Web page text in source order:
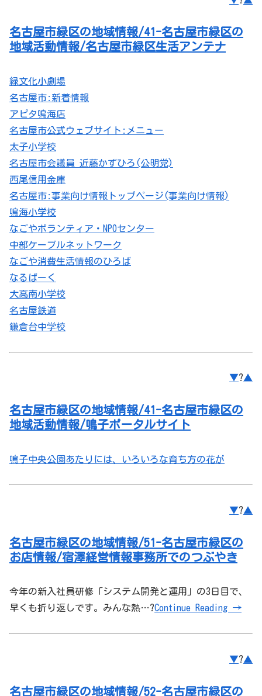
名古屋市緑区の地域情報/41-名古屋市緑区の
地域活動情報/名古屋市緑区生活アンテナ
緑文化小劇場
名古屋市:新着情報
アピタ鳴海店
名古屋市公式ウェブサイト:メニュー
太子小学校
名古屋市会議員 近藤かずひろ(公明党)
西尾信用金庫
名古屋市:事業向け情報トップページ(事業向け情報)
鳴海小学校
なごやボランティア・NPOセンター
中部ケーブルネットワーク
なごや消費生活情報のひろば
なるぱーく
大高南小学校
名古屋鉄道
鎌倉台中学校
▼?▲
名古屋市緑区の地域情報/41-名古屋市緑区の
地域活動情報/鳴子ポータルサイト
鳴子中央公園あたりには、いろいろな育ち方の花が
▼?▲
名古屋市緑区の地域情報/51-名古屋市緑区の
お店情報/宿澤経営情報事務所でのつぶやき
今年の新入社員研修「システム開発と運用」の3日目で、
早くも折り返しです。みんな熱…?Continue Reading →
▼?▲
名古屋市緑区の地域情報/52-名古屋市緑区の